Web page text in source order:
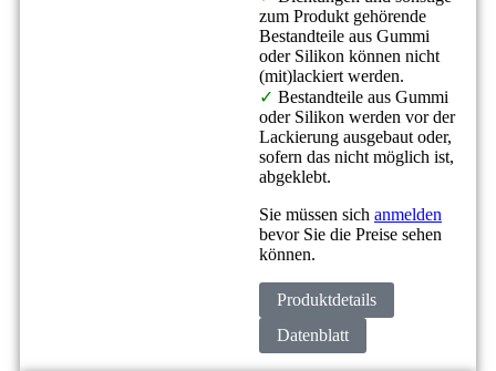
zum Produkt gehörende
Bestandteile aus Gummi
oder Silikon können nicht
(mit)lackiert werden.
✓ Bestandteile aus Gummi
oder Silikon werden vor der
Lackierung ausgebaut oder,
sofern das nicht möglich ist,
abgeklebt.
Sie müssen sich anmelden
bevor Sie die Preise sehen
können.
Produktdetails
Datenblatt